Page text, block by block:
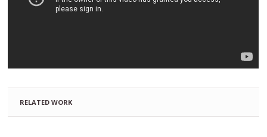
RELATED WORK